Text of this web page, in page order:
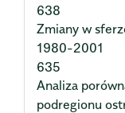
638
Zmiany w
1980-2001
635
Analiza
podregionu